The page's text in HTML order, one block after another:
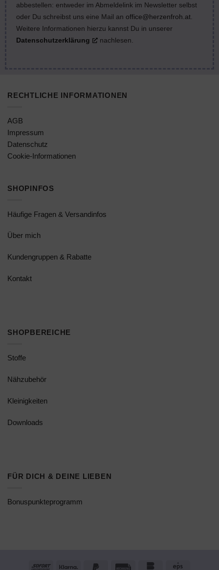
abbestellen: entweder im Abmeldelink im Newsletter selbst
oder Du schreibst uns eine Mail an office@herzenfroh.at
Weitere Informationen hierzu kannst Du in unserer
Datenschutzerklärung
nachlesen.
RECHTLICHE INFORMATIONEN
AGB
Impressum
Datenschutz
Cookie-Informationen
SHOPINFOS
Häufige Fragen & Versandinfos
Über mich
Kundengruppen & Rabatte
Kontakt
SHOPBEREICHE
Stoffe
Nähzubehör
Kleinigkeiten
Downloads
FÜR DICH & DEINE LIEBEN
Bonuspunkteprogramm
Sofort Klarna PayPal Rechung Bankomat